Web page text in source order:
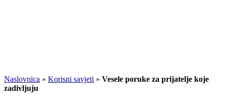
Naslovnica » Korisni savjeti » Vesele poruke za prijatelje koje
zadivljuju